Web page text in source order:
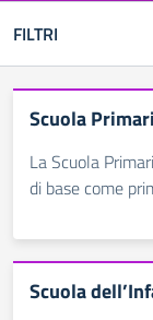
FILTRI
Scuola
La Scuola
di base come
Scuola